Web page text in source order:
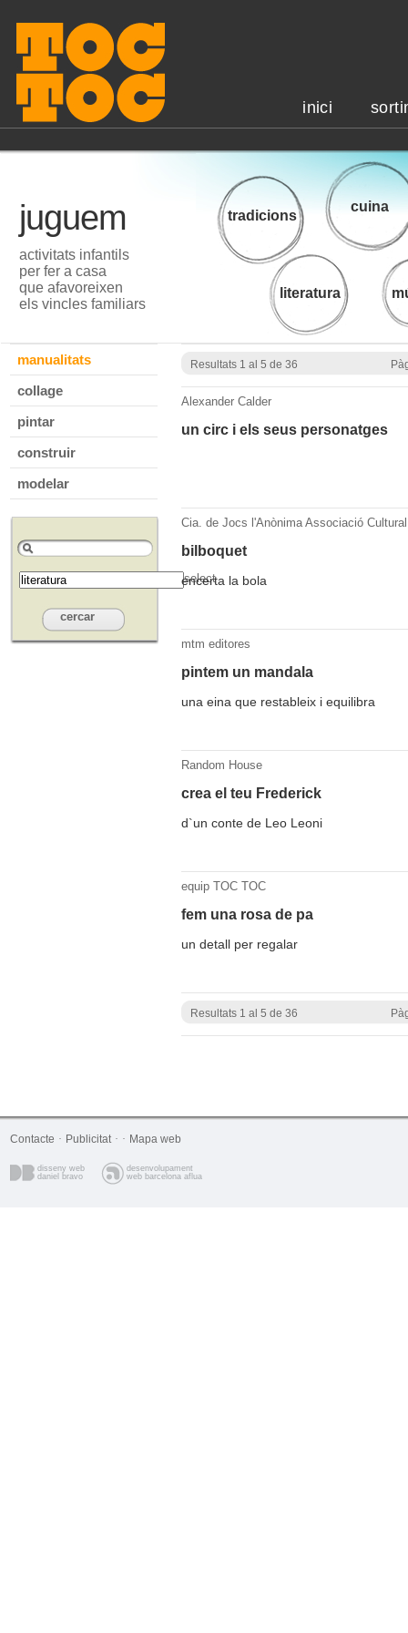
inici
juguem
activitats infantils
per fer a casa
que afavoreixen
els vincles familiars
tradicions
literatura
cuina
manualitats
collage
pintar
construir
modelar
select
Resultats 1 al 5 de 36
Alexander Calder
un circ i els seus personatges
Cia. de Jocs l'Anònima Associació Cultural
bilboquet
encerta la bola
mtm editores
pintem un mandala
una eina que restableix i equilibra
Random House
crea el teu Frederick
d`un conte de Leo Leoni
equip TOC TOC
fem una rosa de pa
un detall per regalar
Resultats 1 al 5 de 36
Contacte · Publicitat · · Mapa web
disseny web
daniel bravo
desenvolupament
web barcelona aflua